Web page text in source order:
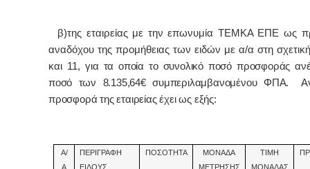
β)της εταιρείας με την επωνυμία ΤΕΜΚΑ ΕΠΕ ως
αναδόχου της προμήθειας των ειδών με α/α στη
και 11,για τα οποία το συνολικό ποσό προσφοράς
ποσό των 8.135,64€ συμπεριλαμβανομένου ΦΠΑ.
προσφορά της εταιρείας έχει ως εξής:
Α/
Α
ΠΕΡΙΓΡΑΦΗ
ΕΙΔΟΥΣ
ΠΟΣΟΤΗΤΑ
ΜΟΝΑΔΑ
ΜΕΤΡΗΣΗΣ
ΤΙΜΗ
ΜΟΝΑΔΑΣ